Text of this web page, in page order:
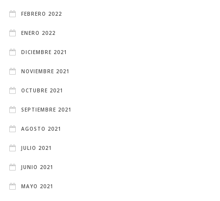
FEBRERO 2022
ENERO 2022
DICIEMBRE 2021
NOVIEMBRE 2021
OCTUBRE 2021
SEPTIEMBRE 2021
AGOSTO 2021
JULIO 2021
JUNIO 2021
MAYO 2021